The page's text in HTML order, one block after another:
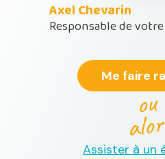
Axel Chevarin
Responsable de
Me faire
ou
Assister à un